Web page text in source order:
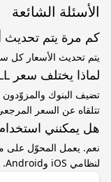
الأسئلة الشائعة
كم مرة يتم
يتم تحديث الأسعار كل
لماذا يختلف سعر SLL إلى CVE عن سعر البنك؟
تضيف البنوك
تتلقاه عن السعر
هل يمكنني
نعم. يعمل المحوّل على
لنظامي iOS وAndroid.